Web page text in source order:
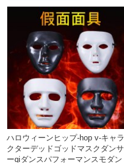
ハロウィーンヒップ-hop v-キャラ
クターデッドゴッドマスクダンサ
ーqiダンスパフォーマンスモダン